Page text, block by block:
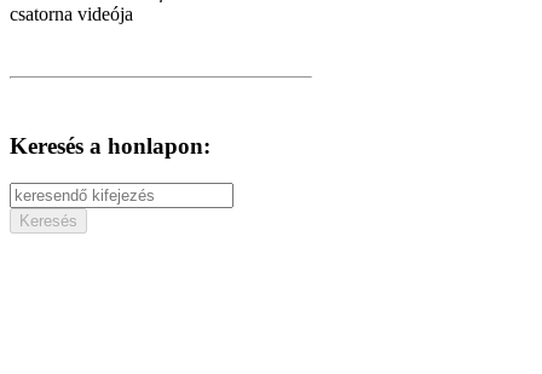
csatorna videója
Keresés a honlapon: